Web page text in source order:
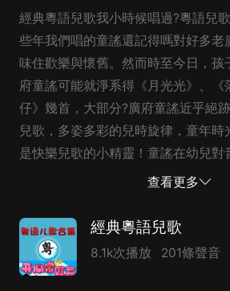
經典粵語兒歌我小時候唱過?粵語兒
些年我們唱的童謠還記得嗎對好多老
味住歡樂與懷舊。然而時至今日，孩
府童謠可能就淨系得《月光光》、《
仔》幾首，大部分?廣府童謠近乎絕
兒歌，多姿多彩的兒時旋律，童年時
是快樂兒歌的小精靈！童謠在幼兒對
影響和作用，現在被家長們尤為重視
查看更多
經典粵語兒歌
8.1k次播放 201條聲音